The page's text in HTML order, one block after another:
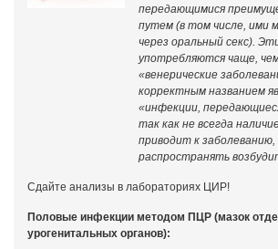
передающимися
путем (в том числе, ими
через оральный секс).
употребляются чаще,
«венерические
корректным названием
«инфекции,
так как не всегда
приводит к
распространять
Сдайте анализы в лабораториях ЦИР!
Половые инфекции методом ПЦР (мазок
урогенитальных органов):